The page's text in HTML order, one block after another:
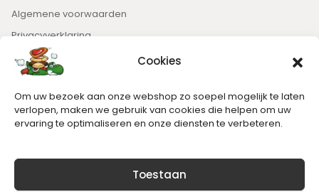
Cookies
Om uw bezoek aan onze webshop zo soepel mogelijk te laten
verlopen, maken we gebruik van cookies die helpen om uw
ervaring te optimaliseren en onze diensten te verbeteren.
Toestaan
Algemene voorwaarden
Privacyverklaring
Nieuwsbrief
Blijft op de hoogte van het laatste nieuws.